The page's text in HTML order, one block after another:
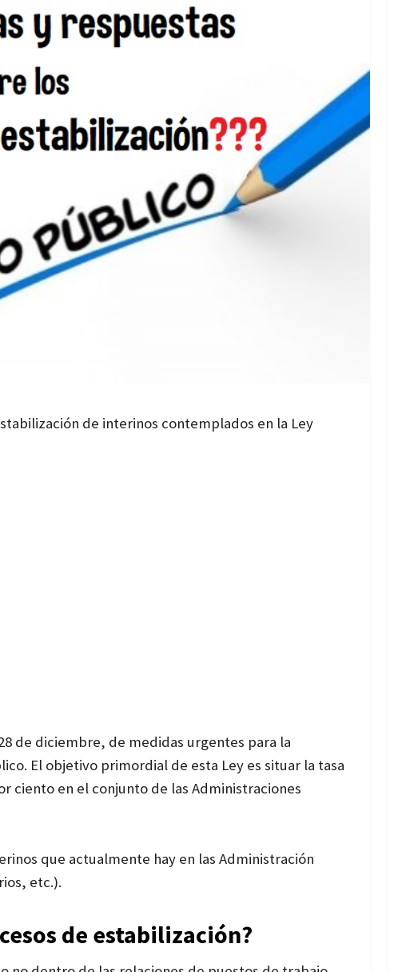
de interinos contemplados en la Ley
de diciembre, de medidas urgentes para la
El objetivo primordial de esta Ley essituar la tasa
ciento en el conjunto de las Administraciones
que actualmente hay en las Administración
etc.).
de estabilización?